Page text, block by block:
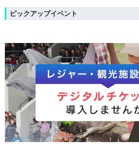
ピックアップイベント